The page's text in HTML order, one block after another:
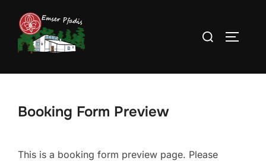
Inhalt
springen
Suchen
Booking Form Preview
This is a booking form preview page. Please